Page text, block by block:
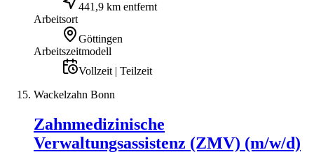
441,9 km entfernt
Arbeitsort
Göttingen
Arbeitszeitmodell
Vollzeit | Teilzeit
Wackelzahn Bonn
Zahnmedizinische
Verwaltungsassistenz (ZMV) (m/w/d)